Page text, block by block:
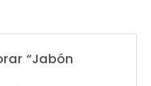
“Jabón